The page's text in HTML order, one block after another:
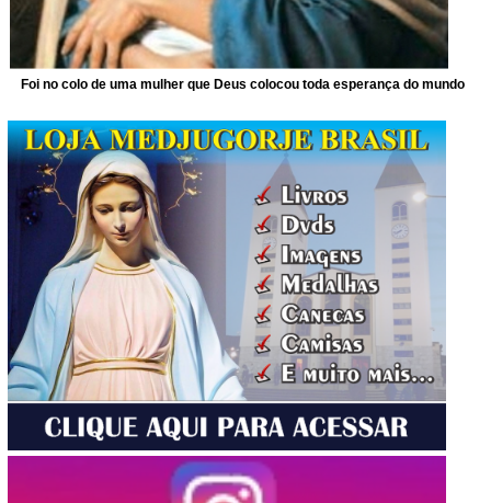
Foi no colo de uma mulher que Deus colocou toda esperança do mundo